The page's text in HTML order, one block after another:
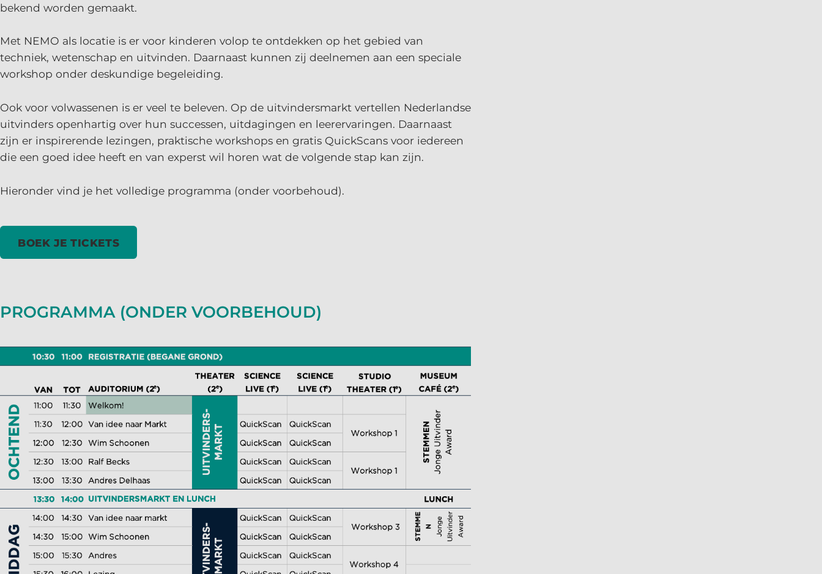
bekend worden gemaakt.
Met NEMO als locatie is er voor kinderen volop te ontdekken op het gebied van
techniek, wetenschap en uitvinden. Daarnaast kunnen zij deelnemen aan een speciale
workshop onder deskundige begeleiding.
Ook voor volwassenen is er veel te beleven. Op de uitvindersmarkt vertellen Nederlandse
uitvinders openhartig over hun successen, uitdagingen en leerervaringen. Daarnaast
zijn er inspirerende lezingen, praktische workshops en gratis QuickScans voor iedereen
die een goed idee heeft en van experst wil horen wat de volgende stap kan zijn.
Hieronder vind je het volledige programma (onder voorbehoud).
BOEK JE TICKETS
PROGRAMMA (ONDER VOORBEHOUD)